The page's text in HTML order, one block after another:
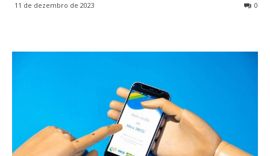
11 de dezembro de 2023 0